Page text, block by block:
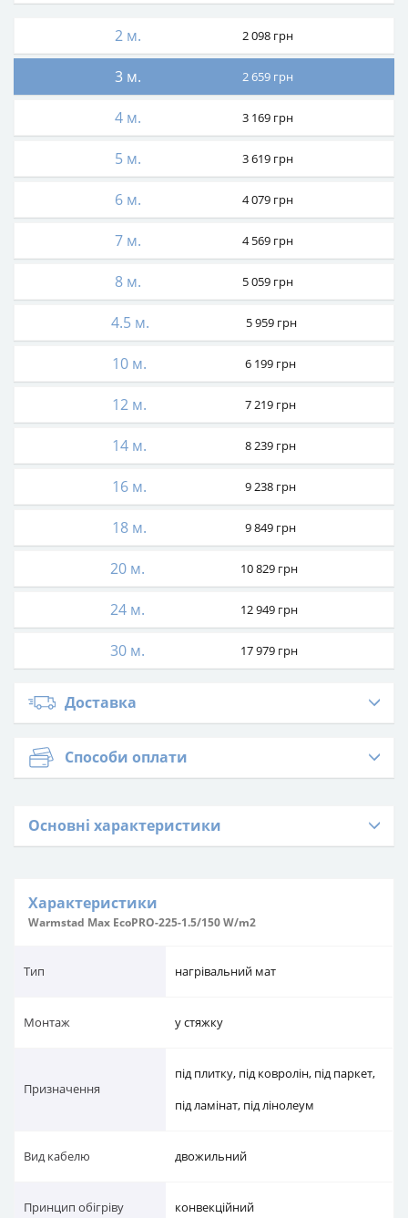
Основні характеристики
2 м. 2 098грн
3 м. 2 659 грн
4 м. 3 169грн
5 м. 3 619грн
6 м. 4 079грн
7 м. 4 569грн
8 м. 5 059грн
4.5 м. 5 959 грн
10 м. 6 199грн
12 м. 7 219грн
14 м. 8 239грн
16 м. 9 238грн
18 м. 9 849грн
20 м. 10 829 грн
24 м. 12 949 грн
30 м. 17 979 грн
Доставка
Способи оплати
Характеристики
Warmstad Max EcoPRO-225-1.5/150 W/m2
Тип нагрівальний мат
Монтаж у стяжку
Призначення
під плитку, під ковролін, під паркет,
під ламінат, під лінолеум
Вид кабелю двожильний
Принцип обігріву конвекційний